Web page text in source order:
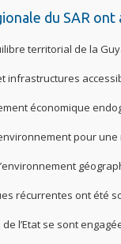
du SAR ont
territorial de la
économique
pour une
récurrentes ont été
l’Etat se sont